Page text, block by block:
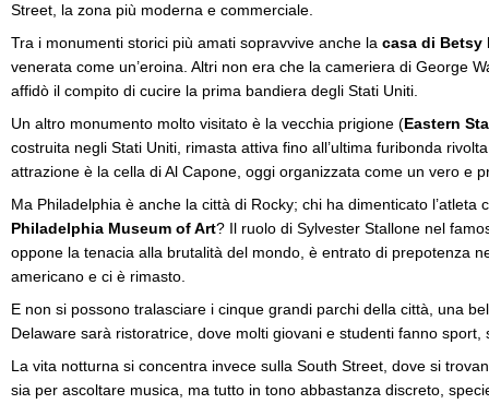
Street, la zona più moderna e commerciale.
Tra i monumenti storici più amati sopravvive anche la casa di Betsy
venerata come un’eroina. Altri non era che la cameriera di George
affidò il compito di cucire la prima bandiera degli Stati Uniti.
Un altro monumento molto visitato è la vecchia prigione (Eastern
costruita negli Stati Uniti, rimasta attiva fino all’ultima furibonda
attrazione è la cella di Al Capone, oggi organizzata come un vero e
Ma Philadelphia è anche la città di Rocky; chi ha dimenticato l’atleta
Philadelphia Museum of Art? Il ruolo di Sylvester Stallone nel
oppone la tenacia alla brutalità del mondo, è entrato di prepotenza
americano e ci è rimasto.
E non si possono tralasciare i cinque grandi parchi della città, una
Delaware sarà ristoratrice, dove molti giovani e studenti fanno sport,
La vita notturna si concentra invece sulla South Street, dove si
sia per ascoltare musica, ma tutto in tono abbastanza discreto,